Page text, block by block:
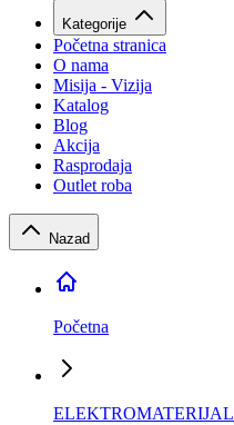
Kategorije
Početna stranica
O nama
Misija - Vizija
Katalog
Blog
Akcija
Rasprodaja
Outlet roba
Nazad
Početna
ELEKTROMATERIJAL